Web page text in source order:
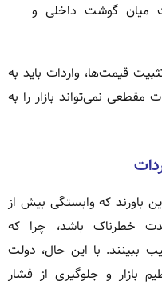
میان گوشت داخلی و
قیمت‌ها، واردات باید به
مقطعی نمی‌تواند بازار را به
باورند که وابستگی بیش از
خطرناک باشد، چرا که
ببینند. با این حال، دولت
بازار و جلوگیری از فشار